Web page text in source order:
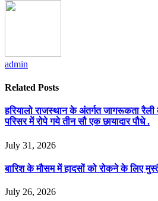
admin
Related Posts
हरियालो राजस्थान के अंतर्गत जागरूकता
परिसर में रोपे गये तीन सौ एक छायादार पौधे .
July 31, 2026
बारिश के मौसम में हादसों को रोकने के लिए
July 26, 2026